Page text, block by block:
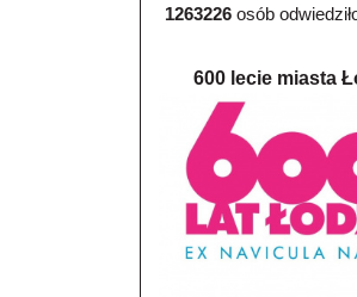
1263226 osób
600 lecie miasta